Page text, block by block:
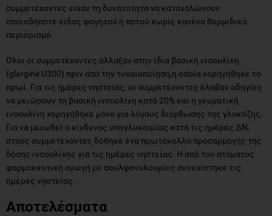
συμμετέχοντες είχαν τη δυνατότητα να καταναλώνουν
οποιοδήποτε είδος φαγητού ή ποτού χωρίς κανένα θερμιδικό
περιορισμό.
Όλοι οι συμμετέχοντες άλλαξαν στην ίδια βασική ινσουλίνη
(glargine U300) πριν από την τυχαιοποίηση,η οποία χορηγήθηκε το
πρωί. Για τις ημέρες νηστείας, οι συμμετέχοντες έλαβαν οδηγίες
να μειώσουν τη βασική ινσουλίνη κατά 20% και η γευματική
ινσουλίνη χορηγήθηκε μόνο για λόγους διόρθωσης της γλυκόζης.
Για να μειωθεί ο κίνδυνος υπογλυκαιμίας κατά τις ημέρες ΔΝ,
στους συμμετέχοντες δόθηκε ένα πρωτόκολλο προσαρμογής της
δόσης ινσουλίνης για τις ημέρες νηστείας. Η από του στόματος
φαρμακευτική αγωγή με σουλφονυλουρίες συνεχίστηκε τις
ημέρες νηστείας.
Αποτελέσματα